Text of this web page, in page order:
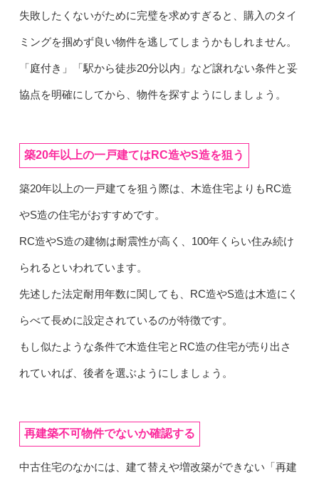
失敗したくないがために完璧を求めすぎると、購入のタイ
ミングを掴めず良い物件を逃してしまうかもしれません。
「庭付き」「駅から徒歩20分以内」など譲れない条件と妥
協点を明確にしてから、物件を探すようにしましょう。
築20年以上の一戸建てはRC造やS造を狙う
築20年以上の一戸建てを狙う際は、木造住宅よりもRC造
やS造の住宅がおすすめです。
RC造やS造の建物は耐震性が高く、100年くらい住み続け
られるといわれています。
先述した法定耐用年数に関しても、RC造やS造は木造にく
らべて長めに設定されているのが特徴です。
もし似たような条件で木造住宅とRC造の住宅が売り出さ
れていれば、後者を選ぶようにしましょう。
再建築不可物件でないか確認する
中古住宅のなかには、建て替えや増改築ができない「再建